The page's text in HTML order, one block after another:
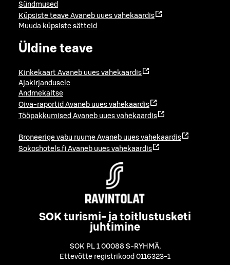
Sündmused
Küpsiste teave Avaneb uues vahekaardis
Muuda küpsiste sätteid
Üldine teave
Kinkekaart Avaneb uues vahekaardis
Ajakirjandusele
Andmekaitse
Oiva-raportid Avaneb uues vahekaardis
Tööpakkumised Avaneb uues vahekaardis
Broneerige vabu ruume Avaneb uues vahekaardis
Sokoshotels.fi Avaneb uues vahekaardis
SOK turismi- ja toitlustusketi
juhtimine
SOK PL 1 00088 S-RYHMÄ,
Ettevõtte registrikood 0116323-1